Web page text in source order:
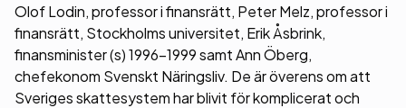
Olof Lodin, professor i finansrätt, Peter Melz, professor i
finansrätt, Stockholms universitet, Erik Åsbrink,
finansminister (s) 1996–1999 samt Ann Öberg,
chefekonom Svenskt Näringsliv. De är överens om att
Sveriges skattesystem har blivit för komplicerat och